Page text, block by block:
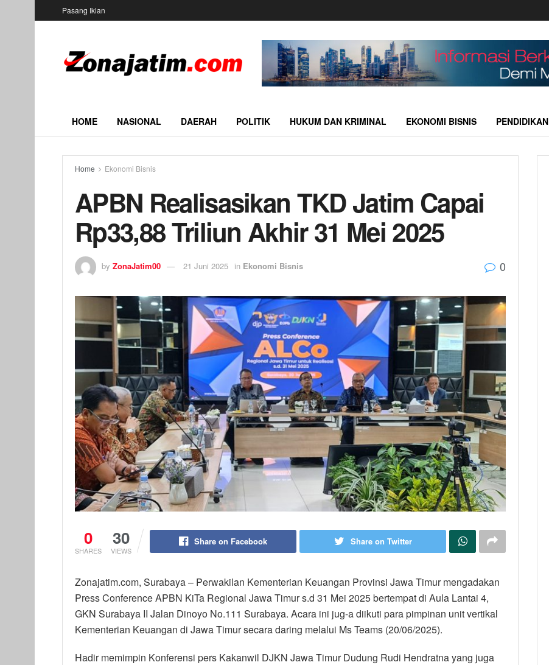
Pasang Iklan
HOME NASIONAL DAERAH POLITIK HUKUM DAN KRIMINAL EKONOMI BISNIS PENDIDIKAN
Home Ekonomi Bisnis
APBN Realisasikan TKD Jatim Capai
Rp33,88 Triliun Akhir 31 Mei 2025
by ZonaJatim00 21 Juni 2025 in Ekonomi Bisnis 0
0
SHARES
30
VIEWS
Share on Facebook Share on Twitter
Zonajatim.com, Surabaya – Perwakilan Kementerian Keuangan Provinsi Jawa Timur mengadakan
Press Conference APBN KiTa Regional Jawa Timur s.d 31 Mei 2025 bertempat di Aula Lantai 4,
GKN Surabaya II Jalan Dinoyo No.111 Surabaya. Acara ini jug-a diikuti para pimpinan unit vertikal
Kementerian Keuangan di Jawa Timur secara daring melalui Ms Teams (20/06/2025).
Hadir memimpin Konferensi pers Kakanwil DJKN Jawa Timur Dudung Rudi Hendratna yang juga